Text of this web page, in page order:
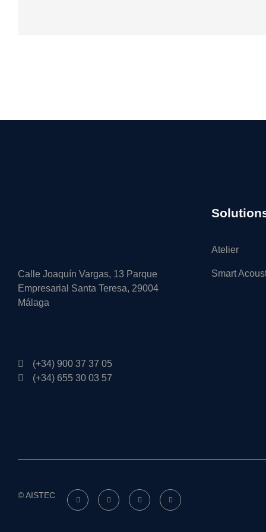
Calle Joaquín Vargas, 13 Parque
Empresarial Santa Teresa, 29004
Málaga
(+34) 900 37 37 05
(+34) 655 30 03 57
Atelier
Smart
© AISTEC